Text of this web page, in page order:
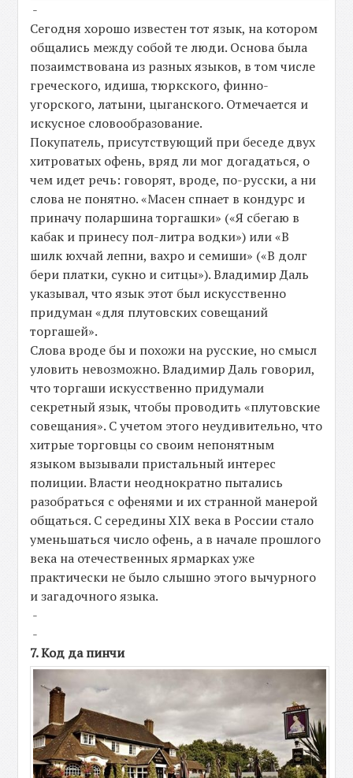
-
Сегодня хорошо известен тот язык, на котором
общались между собой те люди. Основа была
позаимствована из разных языков, в том числе
греческого, идиша, тюркского, финно-
угорского, латыни, цыганского. Отмечается и
искусное словообразование.
Покупатель, присутствующий при беседе двух
хитроватых офень, вряд ли мог догадаться, о
чем идет речь: говорят, вроде, по-русски, а ни
слова не понятно. «Масен спнает в кондурс и
приначу поларшина торгашки» («Я сбегаю в
кабак и принесу пол-литра водки») или «В
шилк юхчай лепни, вахро и семиши» («В долг
бери платки, сукно и ситцы»). Владимир Даль
указывал, что язык этот был искусственно
придуман «для плутовских совещаний
торгашей».
Слова вроде бы и похожи на русские, но смысл
уловить невозможно. Владимир Даль говорил,
что торгаши искусственно придумали
секретный язык, чтобы проводить «плутовские
совещания». С учетом этого неудивительно, что
хитрые торговцы со своим непонятным
языком вызывали пристальный интерес
полиции. Власти неоднократно пытались
разобраться с офенями и их странной манерой
общаться. С середины XIX века в России стало
уменьшаться число офень, а в начале прошлого
века на отечественных ярмарках уже
практически не было слышно этого вычурного
и загадочного языка.
-
-
7. Код да пинчи